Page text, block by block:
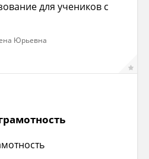
для учеников с
Юрьевна